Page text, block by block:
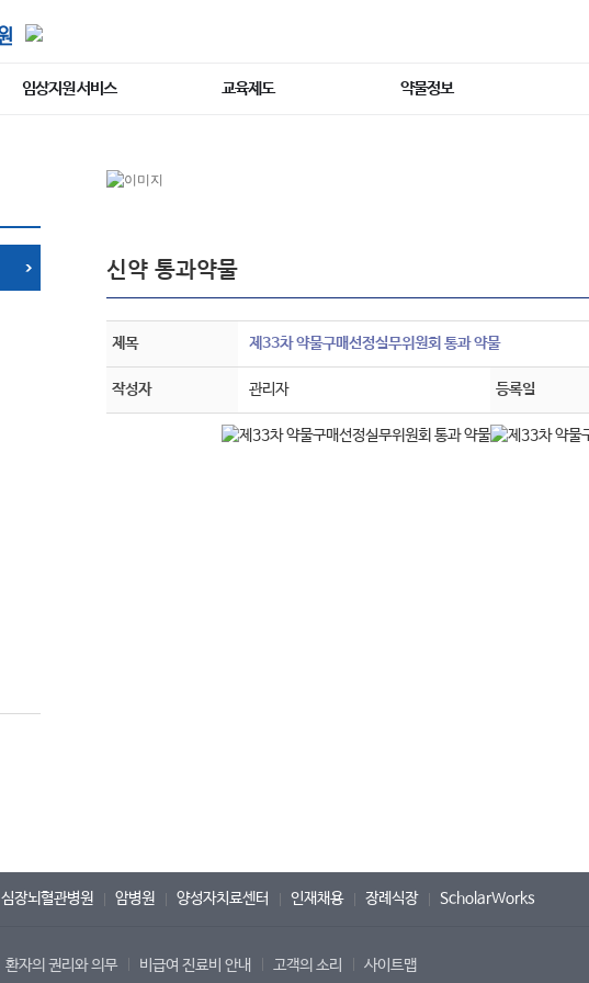
임상지원 서비스 교육제도 약물정보
신약 통과약물
제목 제33차 약물구매선정실무위원회 통과 약물
작성자 관리자 등록일
심장뇌혈관병원 암병원 양성자치료센터 인재채용 장례식장 ScholarWorks
환자의 권리와 의무 비급여 진료비 안내 고객의 소리 사이트맵